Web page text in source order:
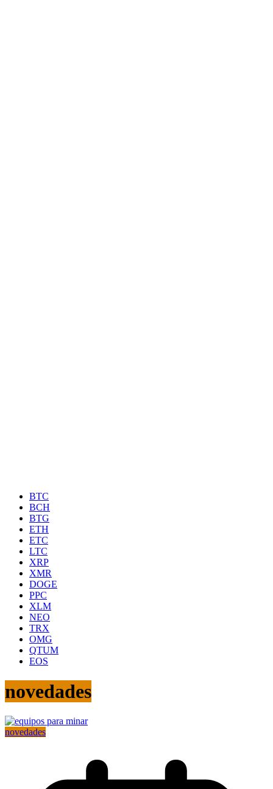
BTC
BCH
BTG
ETH
ETC
LTC
XRP
XMR
DOGE
PPC
XLM
NEO
TRX
OMG
QTUM
EOS
novedades
novedades